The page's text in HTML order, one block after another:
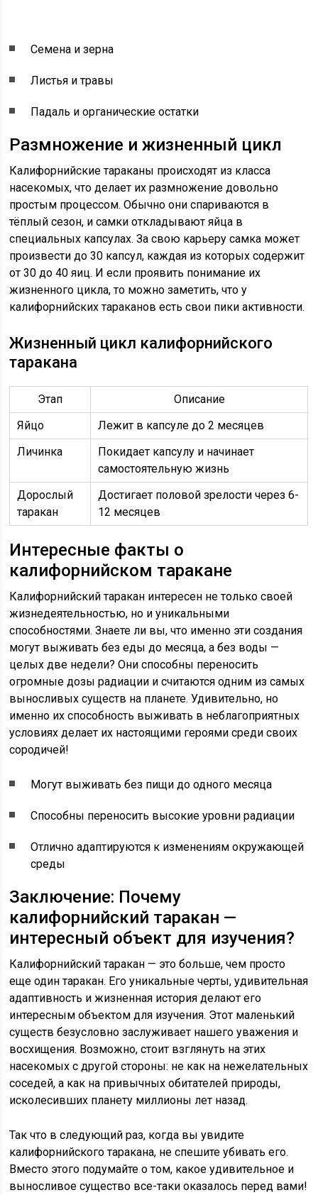
Семена и зерна
Листья и травы
Падаль и органические остатки
Размножение и жизненный цикл
Калифорнийские тараканы происходят из класса
насекомых, что делает их размножение довольно
простым процессом. Обычно они спариваются в
тёплый сезон, и самки откладывают яйца в
специальных капсулах. За свою карьеру самка может
произвести до 30 капсул, каждая из которых содержит
от 30 до 40 яиц. И если проявить понимание их
жизненного цикла, то можно заметить, что у
калифорнийских тараканов есть свои пики активности.
Жизненный цикл калифорнийского
таракана
Этап
Описание
Яйцо
Лежит в капсуле до 2 месяцев
Личинка
Покидает капсулу и начинает
самостоятельную жизнь
Дорослый
таракан
Достигает половой зрелости через 6-
12 месяцев
Интересные факты о
калифорнийском таракане
Калифорнийский таракан интересен не только своей
жизнедеятельностью, но и уникальными
способностями. Знаете ли вы, что именно эти создания
могут выживать без еды до месяца, а без воды —
целых две недели? Они способны переносить
огромные дозы радиации и считаются одним из самых
выносливых существ на планете. Удивительно, но
именно их способность выживать в неблагоприятных
условиях делает их настоящими героями среди своих
сородичей!
Могут выживать без пищи до одного месяца
Способны переносить высокие уровни радиации
Отлично адаптируются к изменениям окружающей
среды
Заключение: Почему
калифорнийский таракан —
интересный объект для изучения?
Калифорнийский таракан — это больше, чем просто
еще один таракан. Его уникальные черты, удивительная
адаптивность и жизненная история делают его
интересным объектом для изучения. Этот маленький
существ безусловно заслуживает нашего уважения и
восхищения. Возможно, стоит взглянуть на этих
насекомых с другой стороны: не как на нежелательных
соседей, а как на привычных обитателей природы,
исколесивших планету миллионы лет назад.
Так что в следующий раз, когда вы увидите
калифорнийского таракана, не спешите убивать его.
Вместо этого подумайте о том, какое удивительное и
выносливое существо все-таки оказалось перед вами!